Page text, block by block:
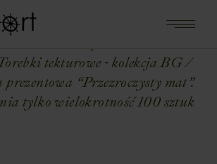
tekturowe - kolekcja BG
prezentowa “Przezroczysty mat”.
tylko wielokrotność 100 sztuk